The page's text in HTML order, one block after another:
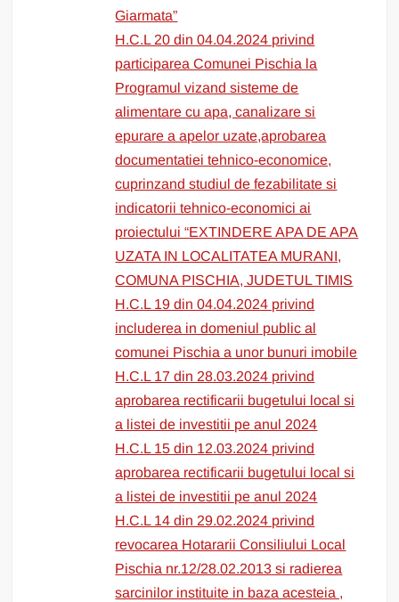
Giarmata”
H.C.L 20 din 04.04.2024 privind
participarea Comunei Pischia la
Programul vizand sisteme de
alimentare cu apa, canalizare si
epurare a apelor uzate,aprobarea
documentatiei tehnico-economice,
cuprinzand studiul de fezabilitate si
indicatorii tehnico-economici ai
proiectului “EXTINDERE APA DE APA
UZATA IN LOCALITATEA MURANI,
COMUNA PISCHIA, JUDETUL TIMIS
H.C.L 19 din 04.04.2024 privind
includerea in domeniul public al
comunei Pischia a unor bunuri imobile
H.C.L 17 din 28.03.2024 privind
aprobarea rectificarii bugetului local si
a listei de investitii pe anul 2024
H.C.L 15 din 12.03.2024 privind
aprobarea rectificarii bugetului local si
a listei de investitii pe anul 2024
H.C.L 14 din 29.02.2024 privind
revocarea Hotararii Consiliului Local
Pischia nr.12/28.02.2013 si radierea
sarcinilor instituite in baza acesteia ,